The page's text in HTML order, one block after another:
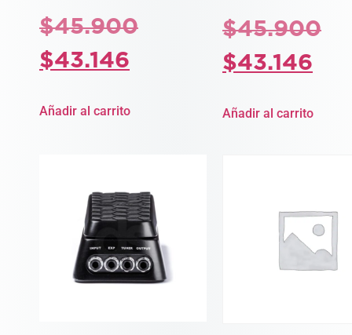
$45.900
$43.146
Añadir al carrito
$45.900
$43.146
Añadir al carrito